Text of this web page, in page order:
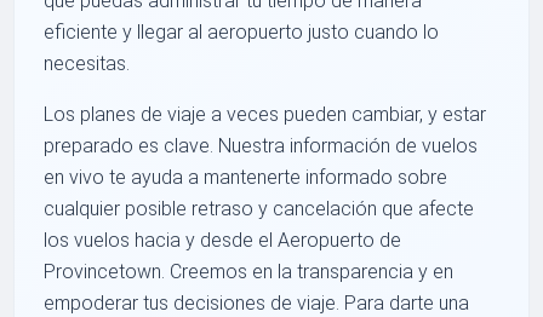
eficiente y llegar al aeropuerto justo cuando lo
necesitas.
Los planes de viaje a veces pueden cambiar, y estar
preparado es clave. Nuestra información de vuelos
en vivo te ayuda a mantenerte informado sobre
cualquier posible retraso y cancelación que afecte
los vuelos hacia y desde el Aeropuerto de
Provincetown. Creemos en la transparencia y en
empoderar tus decisiones de viaje. Para darte una